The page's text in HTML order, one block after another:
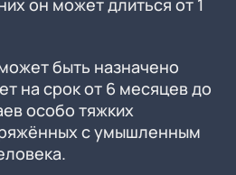
он может длиться от 1
быть назначено
на срок от 6 месяцев до
особо тяжких
с умышленным